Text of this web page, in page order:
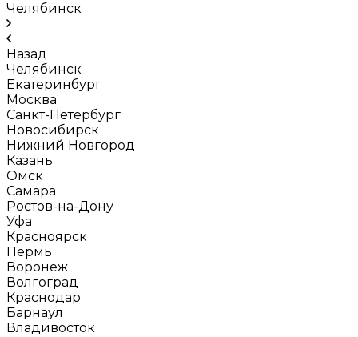
Челябинск
Назад
Челябинск
Екатеринбург
Москва
Санкт-Петербург
Новосибирск
Нижний Новгород
Казань
Омск
Самара
Ростов-на-Дону
Уфа
Красноярск
Пермь
Воронеж
Волгоград
Краснодар
Барнаул
Владивосток